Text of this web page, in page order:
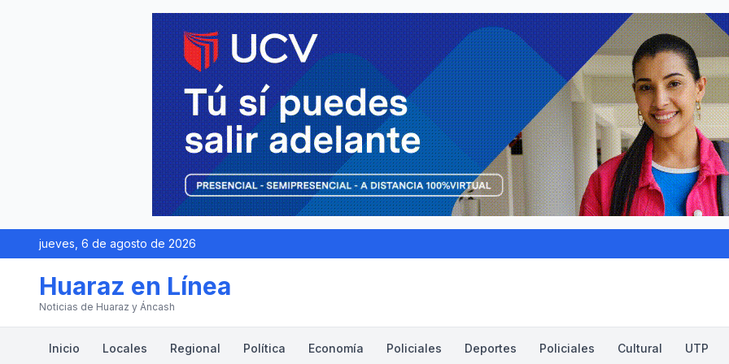
jueves, 6 de agosto de 2026
Huaraz en Línea
Noticias de Huaraz y Áncash
Inicio Locales Regional Política Economía Policiales Deportes Policiales Cultural UTP